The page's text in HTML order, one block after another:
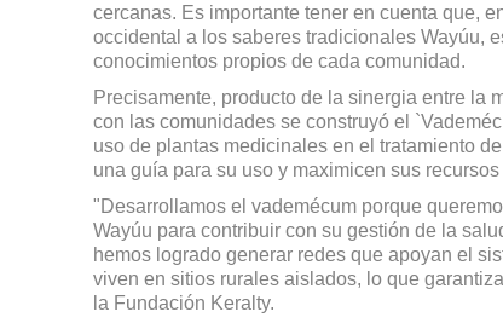
cercanas. Es importante tener en cuenta que,
occidental a los saberes tradicionales Wayúu,
conocimientos propios de cada comunidad.
Precisamente, producto de la sinergia entre la
con las comunidades se construyó el
uso de plantas medicinales en el tratamiento
una guía para su uso y maximicen sus
"Desarrollamos el vademécum porque
Wayúu para contribuir con su gestión de la
hemos logrado generar redes que apoyan el
viven en sitios rurales aislados, lo que
la Fundación Keralty.